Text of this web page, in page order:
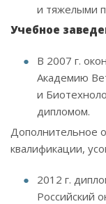
и тяжелыми
Учебное
В 2007 г.
Академию
и
дипломом.
Дополнительное
квалификации,
2012 г.
Российский